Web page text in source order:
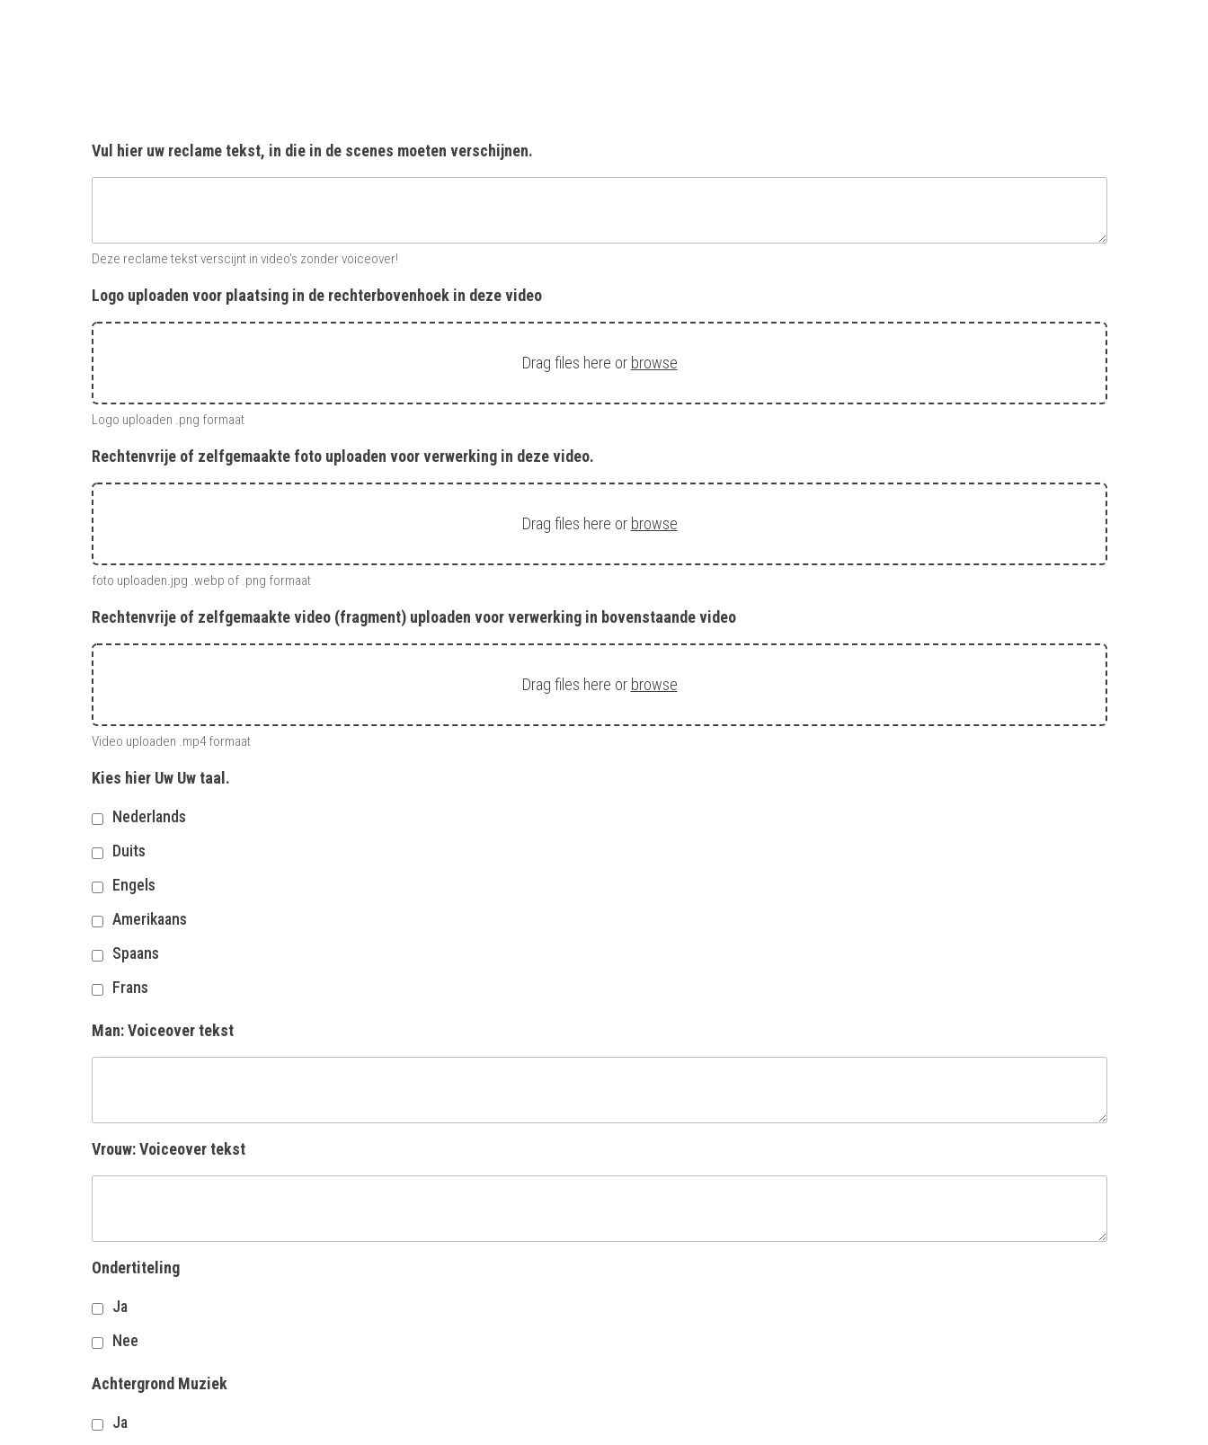
Vul hier uw reclame tekst, in die in de scenes moeten verschijnen.
Deze reclame tekst verscijnt in video's zonder voiceover!
Logo uploaden voor plaatsing in de rechterbovenhoek in deze video
Drag files here or browse
Logo uploaden .png formaat
Rechtenvrije of zelfgemaakte foto uploaden voor verwerking in deze video.
Drag files here or browse
foto uploaden.jpg .webp of .png formaat
Rechtenvrije of zelfgemaakte video (fragment) uploaden voor verwerking in bovenstaande video
Drag files here or browse
Video uploaden .mp4 formaat
Kies hier Uw Uw taal.
Nederlands
Duits
Engels
Amerikaans
Spaans
Frans
Man: Voiceover tekst
Vrouw: Voiceover tekst
Ondertiteling
Ja
Nee
Achtergrond Muziek
Ja